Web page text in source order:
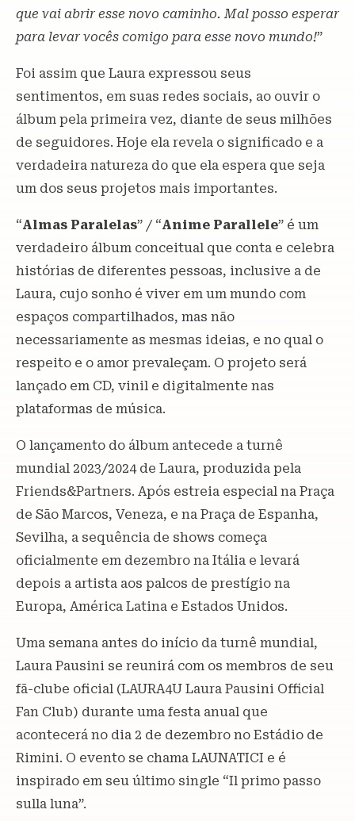
que vai abrir esse novo caminho. Mal posso esperar
para levar vocês comigo para esse novo mundo!”
Foi assim que Laura expressou seus
sentimentos, em suas redes sociais, ao ouvir o
álbum pela primeira vez, diante de seus milhões
de seguidores. Hoje ela revela o significado e a
verdadeira natureza do que ela espera que seja
um dos seus projetos mais importantes.
“Almas Paralelas” / “Anime Parallele” é um
verdadeiro álbum conceitual que conta e celebra
histórias de diferentes pessoas, inclusive a de
Laura, cujo sonho é viver em um mundo com
espaços compartilhados, mas não
necessariamente as mesmas ideias, e no qual o
respeito e o amor prevaleçam. O projeto será
lançado em CD, vinil e digitalmente nas
plataformas de música.
O lançamento do álbum antecede a turnê
mundial 2023/2024 de Laura, produzida pela
Friends&Partners. Após estreia especial na Praça
de São Marcos, Veneza, e na Praça de Espanha,
Sevilha, a sequência de shows começa
oficialmente em dezembro na Itália e levará
depois a artista aos palcos de prestígio na
Europa, América Latina e Estados Unidos.
Uma semana antes do início da turnê mundial,
Laura Pausini se reunirá com os membros de seu
fã-clube oficial (LAURA4U Laura Pausini Official
Fan Club) durante uma festa anual que
acontecerá no dia 2 de dezembro no Estádio de
Rimini. O evento se chama LAUNATICI e é
inspirado em seu último single “Il primo passo
sulla luna”.